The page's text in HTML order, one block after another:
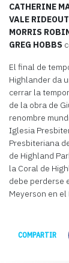
CATHERINE
VALE RIDEOUT
MORRIS
GREG HOBBS
El final de
Highlander da
cerrar la
de la obra de
renombre
Iglesia
Presbiteriana
de Highland
la Coral de
debe perderse
Meyerson en
COMPARTIR